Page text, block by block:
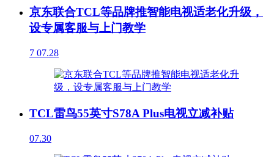
京东联合TCL等品牌推智能电视适老化升级，
设专属客服与上门教学
7 07.28
TCL雷鸟55英寸S78A Plus电视立减补贴
07.30